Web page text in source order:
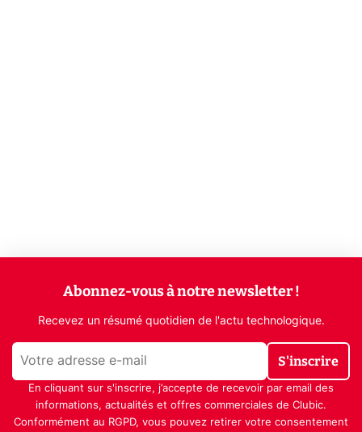
Abonnez-vous à notre newsletter !
Recevez un résumé quotidien de l'actu technologique.
S'inscrire
En cliquant sur s'inscrire, j’accepte de recevoir par email des
informations, actualités et offres commerciales de Clubic.
Conformément au RGPD, vous pouvez retirer votre consentement